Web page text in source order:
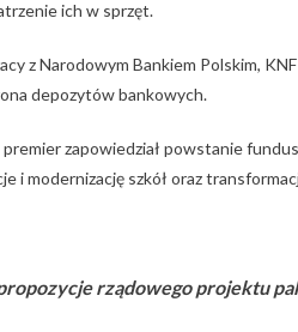
ich w sprzęt.
z Narodowym Bankiem Polskim,
depozytów bankowych.
premier zapowiedział powstanie
i modernizację szkół oraz
rządowego projektu